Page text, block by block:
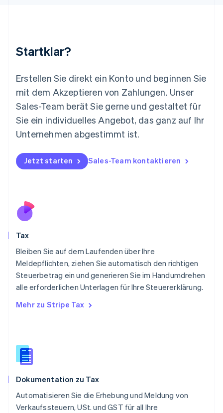
Startklar?
Erstellen Sie direkt ein Konto und beginnen Sie
mit dem Akzeptieren von Zahlungen. Unser
Sales-Team berät Sie gerne und gestaltet für
Sie ein individuelles Angebot, das ganz auf Ihr
Unternehmen abgestimmt ist.
Jetzt starten Sales-Team kontaktieren
Tax
Bleiben Sie auf dem Laufenden über Ihre
Meldepflichten, ziehen Sie automatisch den richtigen
Steuerbetrag ein und generieren Sie im Handumdrehen
alle erforderlichen Unterlagen für Ihre Steuererklärung.
Mehr zu Stripe Tax
Dokumentation zu Tax
Automatisieren Sie die Erhebung und Meldung von
Verkaufssteuern, USt. und GST für all Ihre
English简体中文
English
Mexiko
Español English
Neuseeland
English
NederlandsEnglish
English
Österreich
Portugal
Português
Schweden
Schweiz
DeutschFrançaisItalianoEnglish
Singapur
Slowakei
Sonderverwaltungsregion Hongkong,
China
Spanien
EspañolEnglish
Thailand